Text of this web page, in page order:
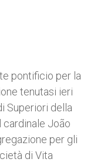
pontificio per la
tenutasi ieri
Superiori della
cardinale João
per gli
di Vita